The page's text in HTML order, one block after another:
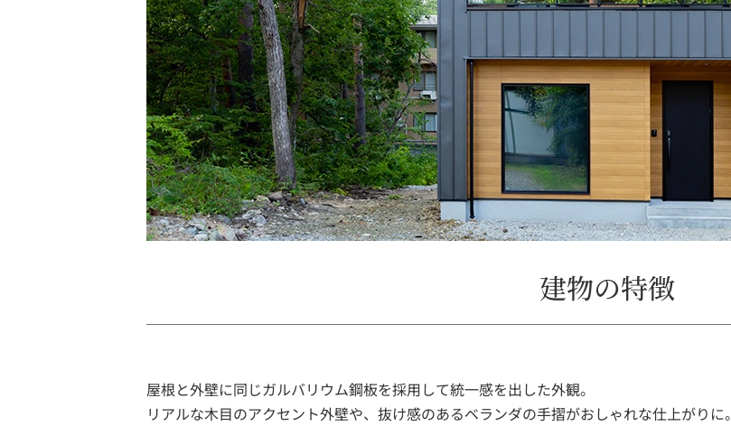
建物の特徴
屋根と外壁に同じガルバリウム鋼板を採用して統一感を出した外観。
リアルな木目のアクセント外壁や、抜け感のあるベランダの手摺がおしゃれな仕上がりに。